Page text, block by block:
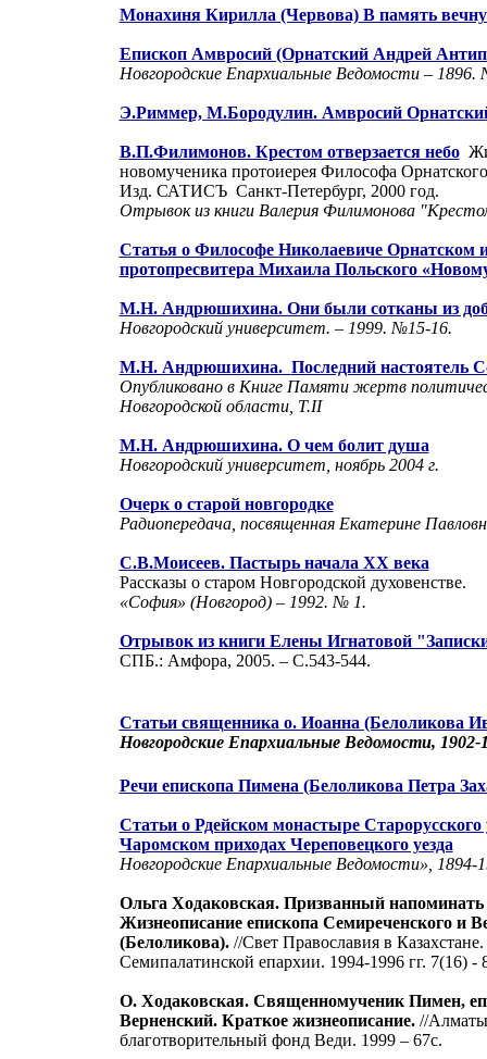
Монахиня Кирилла (Червова)В память
Епископ Амвросий (Орнатский Андрей
Новгородские Епархиальные Ведомости – 1896.
Э.Риммер, М.Бородулин. Амвросий
В.П.Филимонов. Крестом отверзается небо
новомученика протоиерея Философа
Изд. САТИСЪ Санкт-Петербург, 2000 год.
Отрывок из книги Валерия Филимонова
Статья о Философе Николаевиче Орнатском
протопресвитера Михаила Польского
М.Н. Андрюшихина. Они были сотканы из
Новгородский университет. – 1999. №15-16.
М.Н. Андрюшихина. Последний настоятель
Опубликовано в Книге Памяти жертв
Новгородской области, Т.II
М.Н. Андрюшихина. О чем болит душа
Новгородский университет, ноябрь 2004 г.
Очерк о старой новгородке
Радиопередача, посвященная Екатерине
С.В.Моисеев. Пастырь начала XX века
Рассказы о старом Новгородской духовенстве.
«София» (Новгород) – 1992. № 1.
Отрывок из книги Елены Игнатовой
СПБ.: Амфора, 2005. – С.543-544.
Статьи священника о. Иоанна (Белоликова
Новгородские Епархиальные Ведомости, 1902-
Речи епископа Пимена (Белоликова Петра
Статьи о Рдейском монастыре Старорусского
Чаромском приходах Череповецкого уезда
Новгородские Епархиальные Ведомости», 1894-
Ольга Ходаковская. Призванный напоминать
Жизнеописание епископа Семиреченского и
(Белоликова).//Свет Православия в
Семипалатинской епархии. 1994-1996 гг. 7(16) -
О. Ходаковская. Священномученик Пимен,
Верненский. Краткое жизнеописание.//
благотворительный фонд Веди. 1999 – 67с.